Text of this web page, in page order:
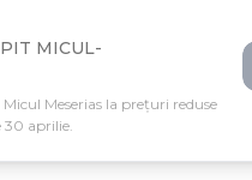
MICUL-
Meserias la prețuri reduse
30 aprilie.